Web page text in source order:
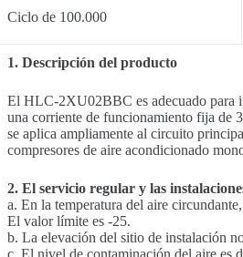
Ciclo de 100.000
1. Descripción del producto
El HLC-2XU02BBC es adecuado para
una corriente de funcionamiento fija de
se aplica ampliamente al circuito
compresores de aire acondicionado
2. El servicio regular y las
a. En la temperatura del aire
El valor límite es -25.
b. La elevación del sitio de instalación